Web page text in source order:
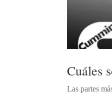
Cuáles
Las partes